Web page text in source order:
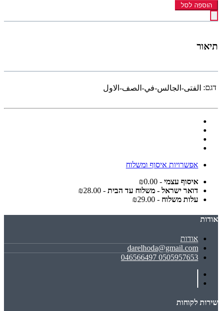
הוספה לסל
תיאור
דגם: الفتى-الجالس-في-الصف-الاول
אפשרויות איסוף ומשלוח
איסוף עצמי - ₪0.00
דואר ישראל - משלוח עד הבית - ₪28.00
עלות משלוח - ₪29.00
אודות
אודות
darelhoda@gmail.com
0505957653 046566497
שירות לקוחות